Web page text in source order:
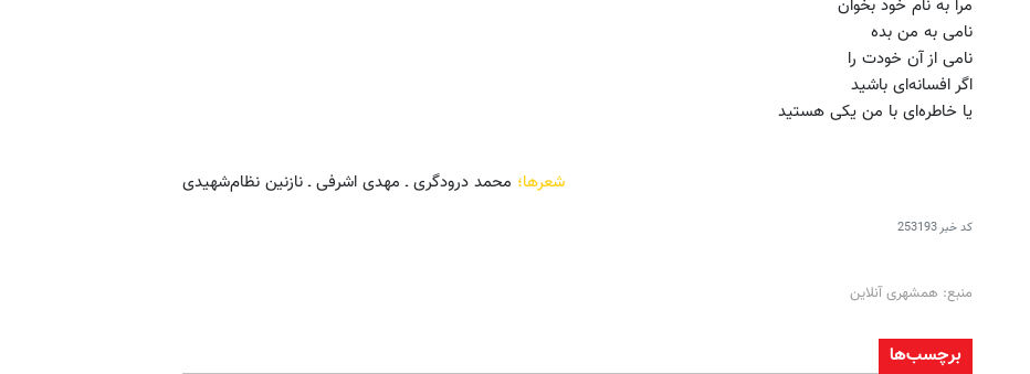
مرا به نام خود بخوان
نامی به من بده
نامی از آن خودت را
اگر افسانه‌ای باشید
یا خاطره‌ای با من یکی هستید
شعرها؛ محمد درودگری ـ مهدی اشرفی ـ نازنین نظام‌شهیدی
کد خبر253193
منبع: همشهری آنلاین
برچسب‌ها